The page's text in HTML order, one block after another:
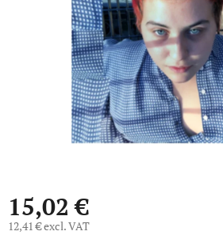
15,02 €
12,41 € excl. VAT